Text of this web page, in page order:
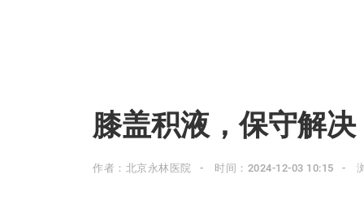
膝盖积液，保守解决
作者：北京永林医院 时间：2024-12-03 10:15